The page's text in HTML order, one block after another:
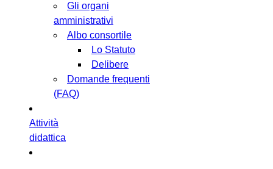
Gli organi
amministrativi
Albo consortile
Lo Statuto
Delibere
Domande frequenti
(FAQ)
Attività
didattica